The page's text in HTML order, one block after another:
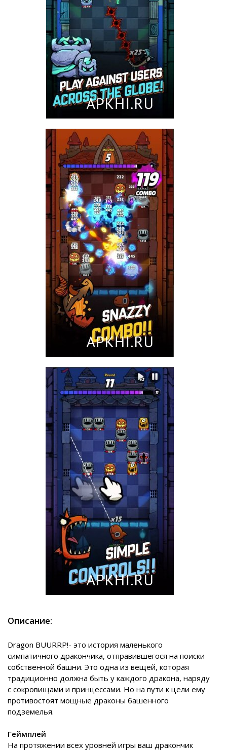
Описание:
Dragon BUURRP!- это история маленького
симпатичного дракончика, отправившегося на поиски
собственной башни. Это одна из вещей, которая
традиционно должна быть у каждого дракона, наряду
с сокровищами и принцессами. Но на пути к цели ему
противостоят мощные драконы башенного
подземелья.
Геймплей
На протяжении всех уровней игры ваш дракончик